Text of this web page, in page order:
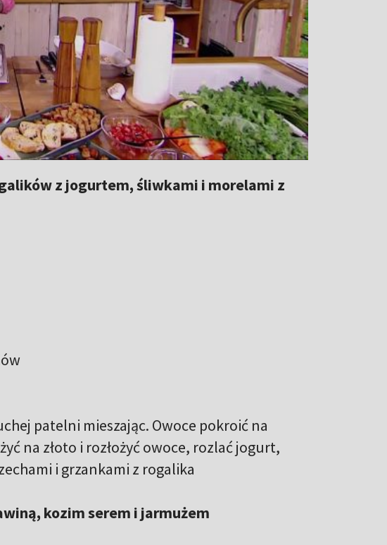
z jogurtem, śliwkami i morelami z
patelni mieszając. Owoce pokroić na
na złoto i rozłożyć owoce, rozlać jogurt,
i grzankami z rogalika
kozim serem i jarmużem